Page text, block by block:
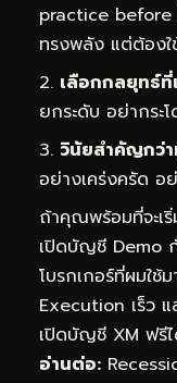
practice before
ทรงพลัง แต่ต้อง
เลือกกลยุทธ์ที่
ยกระดับ อย่ากระ
วินัยสำคัญกว่
อย่างเคร่งครัด อ
ถ้าคุณพร้อมที่จะเ
เปิดบัญชี Demo
โบรกเกอร์ที่ผมใ
Execution เร็ว แ
เปิดบัญชี XM ฟรี
อ่านต่อ: